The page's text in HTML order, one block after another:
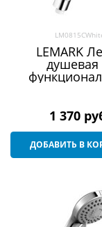
LEMARK
душевая
1 370
ДОБАВИТЬ В